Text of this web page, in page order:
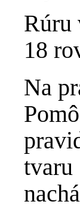
Rúru
18
Na